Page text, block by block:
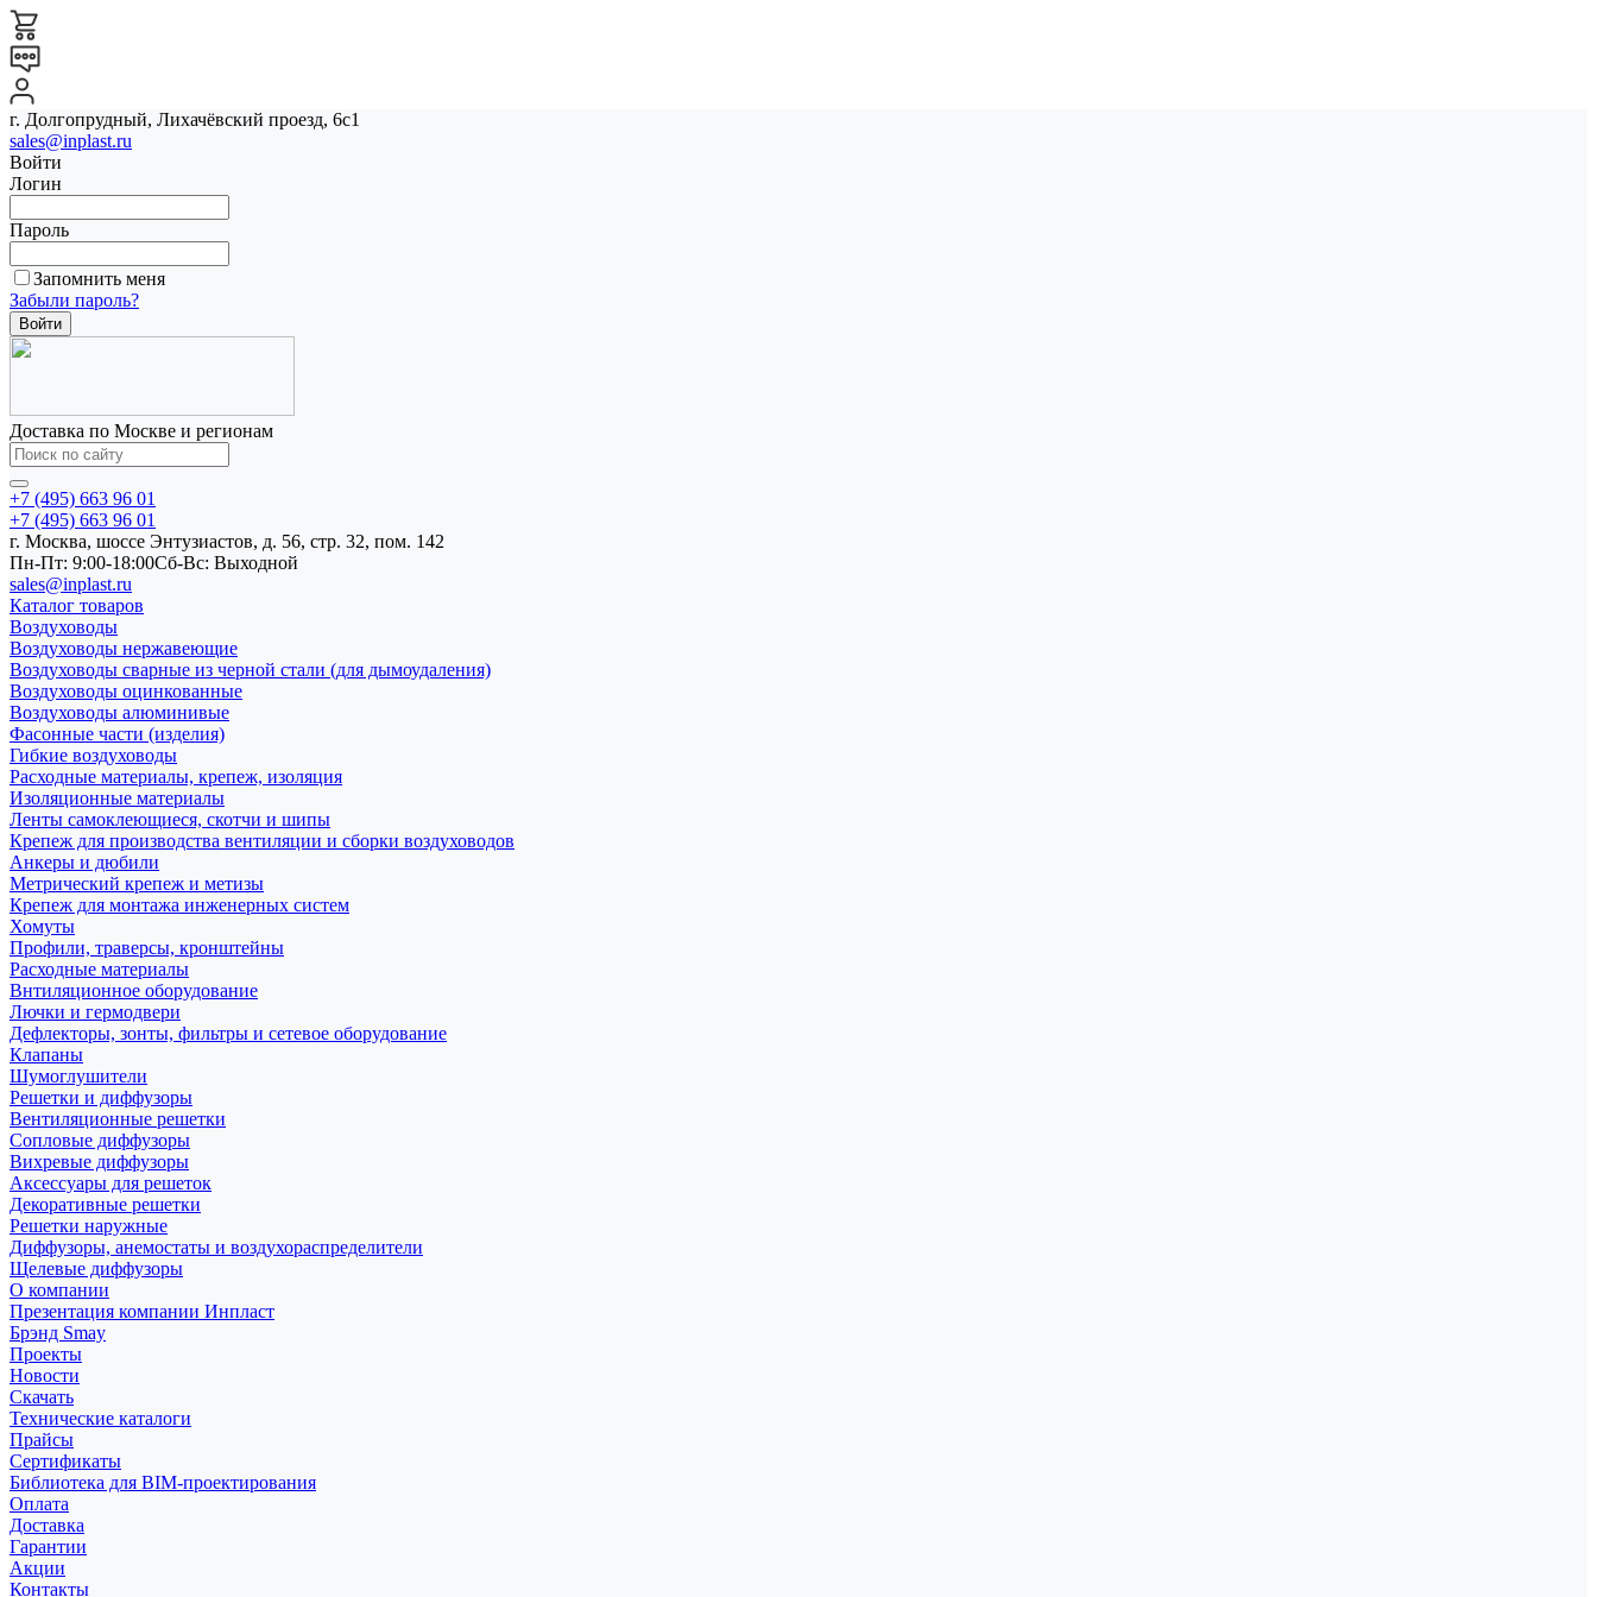
г. Долгопрудный, Лихачёвский проезд, 6с1
sales@inplast.ru
Войти
Логин
Пароль
Запомнить меня
Забыли пароль?
Доставка по Москве и регионам
+7 (495) 663 96 01
+7 (495) 663 96 01
г. Москва, шоссе Энтузиастов, д. 56, стр. 32, пом. 142
Пн-Пт: 9:00-18:00Cб-Вс: Выходной
sales@inplast.ru
Каталог товаров
Воздуховоды
Воздуховоды нержавеющие
Воздуховоды сварные из черной стали (для дымоудаления)
Воздуховоды оцинкованные
Воздуховоды алюминивые
Фасонные части (изделия)
Гибкие воздуховоды
Расходные материалы, крепеж, изоляция
Изоляционные материалы
Ленты самоклеющиеся, скотчи и шипы
Крепеж для производства вентиляции и сборки воздуховодов
Анкеры и дюбили
Метрический крепеж и метизы
Крепеж для монтажа инженерных систем
Хомуты
Профили, траверсы, кронштейны
Расходные материалы
Внтиляционное оборудование
Лючки и гермодвери
Дефлекторы, зонты, фильтры и сетевое оборудование
Клапаны
Шумоглушители
Решетки и диффузоры
Вентиляционные решетки
Сопловые диффузоры
Вихревые диффузоры
Аксессуары для решеток
Декоративные решетки
Решетки наружные
Диффузоры, анемостаты и воздухораспределители
Щелевые диффузоры
О компании
Презентация компании Инпласт
Брэнд Smay
Проекты
Новости
Скачать
Технические каталоги
Прайсы
Сертификаты
Библиотека для BIM-проектирования
Оплата
Доставка
Гарантии
Акции
Контакты